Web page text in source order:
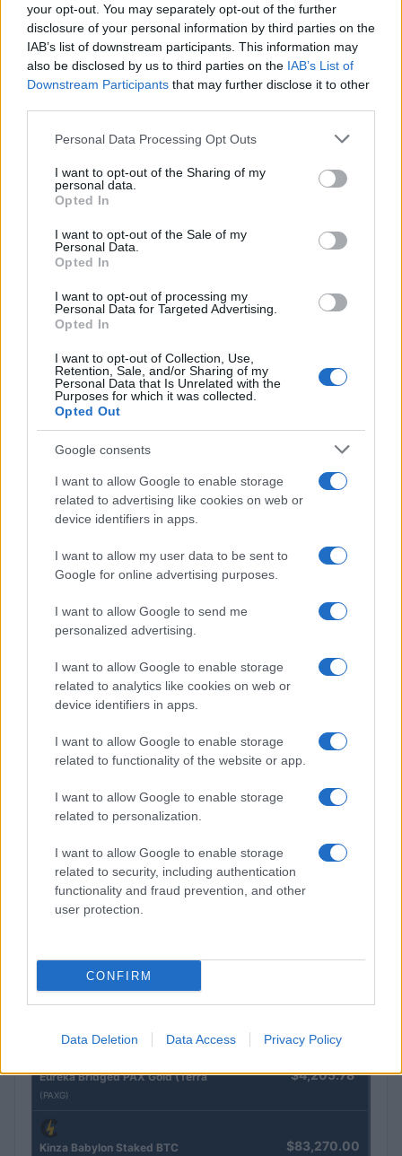
your opt-out. You may separately opt-out of the further
disclosure of your personal information by third parties on the
IAB’s list of downstream participants. This information may
also be disclosed by us to third parties on the IAB’s List of
Downstream Participants that may further disclose it to other
Please note that this website/app uses one or more Google
not limited to your visit or usage behaviour. You may click to
grant or deny consent to Google and its third-party tags to
use your data for below specified purposes in below Google
consent section.
Personal Data Processing Opt Outs
I want to opt-out of the Sharing of my
personal data.
Opted In
I want to opt-out of the Sale of my
Personal Data.
Opted In
I want to opt-out of processing my
Personal Data for Targeted Advertising.
Opted In
I want to opt-out of Collection, Use,
Retention, Sale, and/or Sharing of my
Personal Data that Is Unrelated with the
Purposes for which it was collected.
Opted Out
Google consents
I want to allow Google to enable storage
related to advertising like cookies on web or
device identifiers in apps.
I want to allow my user data to be sent to
Google for online advertising purposes.
I want to allow Google to send me
personalized advertising.
I want to allow Google to enable storage
related to analytics like cookies on web or
device identifiers in apps.
I want to allow Google to enable storage
related to functionality of the website or app.
I want to allow Google to enable storage
related to personalization.
I want to allow Google to enable storage
related to security, including authentication
functionality and fraud prevention, and other
user protection.
CONFIRM
Data Deletion Data Access Privacy Policy
Brentolie daalt naar 88.9 dollar: grondstoffen onder druk
Sanne De Vries · 6 aug 2026
NEWS
grondstoffen
Sanne De Vries · 5 aug 2026
NEWS
Brentolie daalt naar 91,82 dollar: een week van dalende
grondstoffenprijzen
Sanne De Vries · 4 aug 2026
CRYPTOKOERSEN
Eureka Bridged PAX Gold (Terra
(PAXG)
$4,205.78
Kinza Babylon Staked BTC $83,270.00